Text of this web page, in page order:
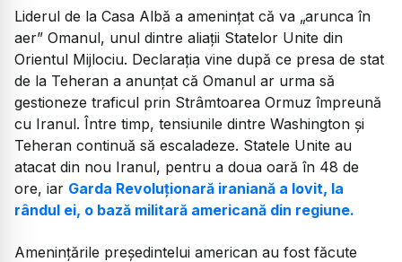
Liderul de la Casa Albă a amenințat că va „arunca în
aer” Omanul, unul dintre aliații Statelor Unite din
Orientul Mijlociu. Declarația vine după ce presa de stat
de la Teheran a anunțat că Omanul ar urma să
gestioneze traficul prin Strâmtoarea Ormuz împreună
cu Iranul. Între timp, tensiunile dintre Washington și
Teheran continuă să escaladeze. Statele Unite au
atacat din nou Iranul, pentru a doua oară în 48 de
ore, iar Garda Revoluționară iraniană a lovit, la
rândul ei, o bază militară americană din regiune.
Amenințările președintelui american au fost făcute